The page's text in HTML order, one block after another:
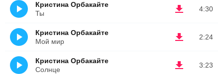
4:30
Кристина Орбакайте
Ты
2:24
Кристина Орбакайте
Мой мир
3:23
Кристина Орбакайте
Солнце